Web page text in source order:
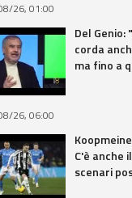
26, 01:00
Del
corda
ma fino a
26, 06:00
C'è anche
scenari